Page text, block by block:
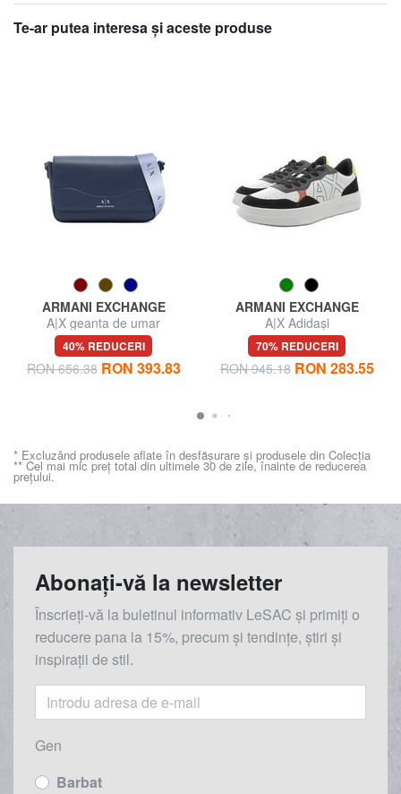
Te-ar putea interesa şi aceste produse
ARMANI EXCHANGE
A|X geanta de umar
40% REDUCERI
RON 656.38 RON 393.83
ARMANI EXCHANGE
A|X Adidași
70% REDUCERI
RON 945.18 RON 283.55
* Excluzând produsele aflate în desfășurare și produsele din Colecția
** Cel mai mic preț total din ultimele 30 de zile, înainte de reducerea
prețului.
Abonați-vă la newsletter
Înscrieți-vă la buletinul informativ LeSAC și primiți o
reducere pana la 15%, precum și tendințe, știri și
inspirații de stil.
Gen
Barbat